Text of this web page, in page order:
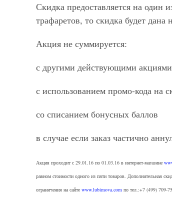
Скидка предоставляется на один
трафаретов, то скидка будет дана
Акция не суммируется:
с другими действующими акциями
с использованием промо-кода на
со списанием бонусных баллов
в случае если заказ частично
Акция проходит с 29.01.16 по 01.03.16 в интернет-магазине
равном стоимости одного из пяти товаров. Дополнительная
ограничения на сайте www.lubimova.com по тел.:+7 (499) 709-